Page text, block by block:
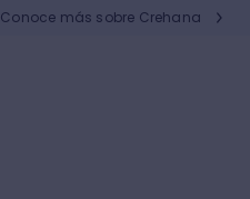
Conoce más sobre Crehana